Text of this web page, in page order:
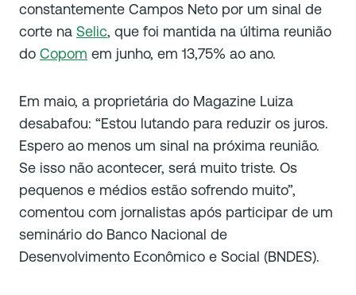
constantemente Campos Neto por um sinal de
corte na Selic, que foi mantida na última reunião
do Copom em junho, em 13,75% ao ano.
Em maio, a proprietária do Magazine Luiza
desabafou: “Estou lutando para reduzir os juros.
Espero ao menos um sinal na próxima reunião.
Se isso não acontecer, será muito triste. Os
pequenos e médios estão sofrendo muito”,
comentou com jornalistas após participar de um
seminário do Banco Nacional de
Desenvolvimento Econômico e Social (BNDES).